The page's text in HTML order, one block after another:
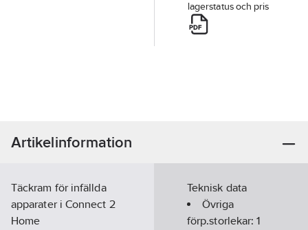
lagerstatus och pris
Artikelinformation
Täckram för infällda
apparater i Connect 2
Home
Teknisk data
Övriga
förp.storlekar:1